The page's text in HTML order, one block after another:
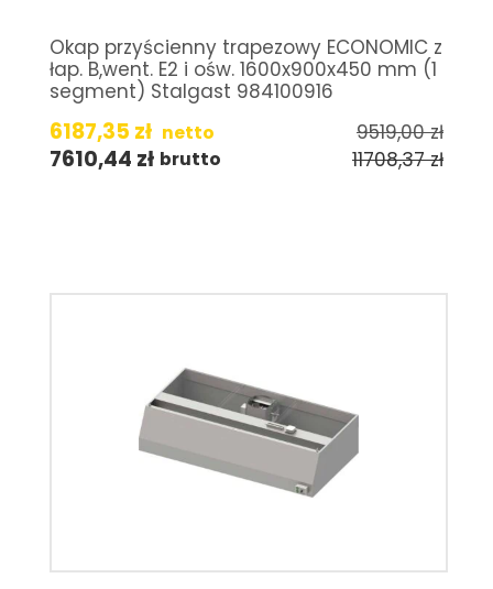
Okap przyścienny trapezowy ECONOMIC z
łap. B,went. E2 i ośw. 1600x900x450 mm (1
segment) Stalgast 984100916
6187,35 zł netto 9519,00zł
7610,44 zł brutto 11708,37zł